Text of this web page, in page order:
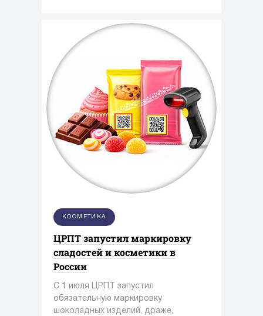
КОСМЕТИКА
ЦРПТ запустил маркировку
сладостей и косметики в
России
С 1 июля ЦРПТ запустил
обязательную маркировку
шоколадных изделий, драже,